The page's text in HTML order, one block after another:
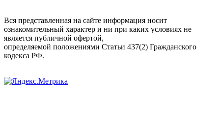
Вся представленная на сайте информация носит
ознакомительный характер и ни при каких условиях не
является публичной офертой,
определяемой положениями Статьи 437(2) Гражданского
кодекса РФ.